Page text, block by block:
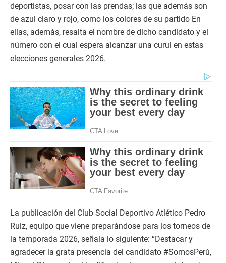
deportistas, posar con las prendas; las que además son
de azul claro y rojo, como los colores de su partido En
ellas, además, resalta el nombre de dicho candidato y el
número con el cual espera alcanzar una curul en estas
elecciones generales 2026.
La publicación del Club Social Deportivo Atlético Pedro
Ruiz, equipo que viene preparándose para los torneos de
la temporada 2026, señala lo siguiente: “Destacar y
agradecer la grata presencia del candidato #SomosPerú,